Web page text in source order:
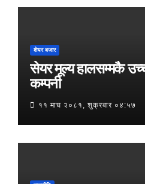
शेयर बजार
सेयर मूल्य हालसम्मकै
कम्पनी
११ माघ २०८१, शुक्रबार ०४:५७